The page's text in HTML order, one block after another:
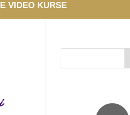
VIDEO KURSE